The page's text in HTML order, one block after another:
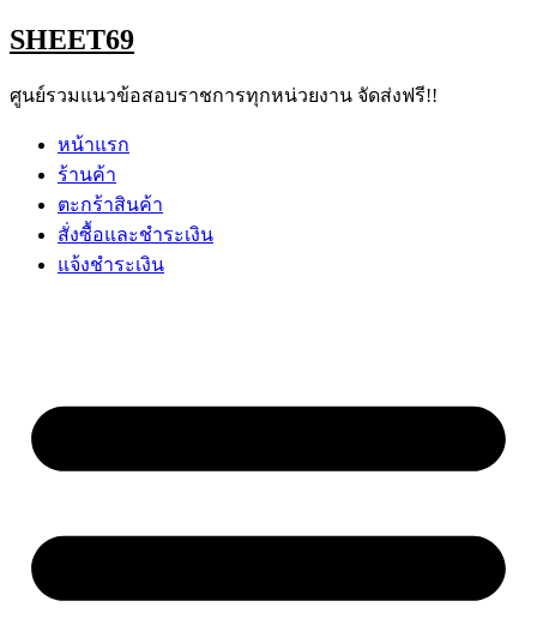
Skip
to
SHEET69
ศูนย์รวมแนวข้อสอบราชการทุกหน่วยงาน จัดส่งฟรี!!
หน้าแรก
ร้านค้า
ตะกร้าสินค้า
สั่งซื้อและชำระเงิน
แจ้งชำระเงิน